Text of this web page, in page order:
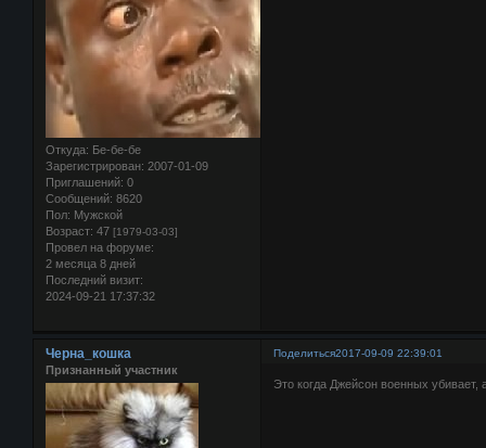
Откуда: Бе-бе-бе
Зарегистрирован: 2007-01-09
Приглашений: 0
Сообщений: 8620
Пол: Мужской
Возраст: 47 [1979-03-03]
Провел на форуме:
2 месяца 8 дней
Последний визит:
2024-09-21 17:37:32
Поделиться2017-09-09 22:39:01
Черна_кошка
Признанный участник
Это когда Джейсон военных